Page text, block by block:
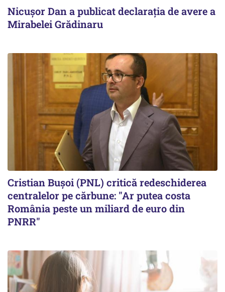
Nicuşor Dan a publicat declaraţia de avere a
Mirabelei Grădinaru
Cristian Bușoi (PNL) critică redeschiderea
centralelor pe cărbune: "Ar putea costa
România peste un miliard de euro din
PNRR"